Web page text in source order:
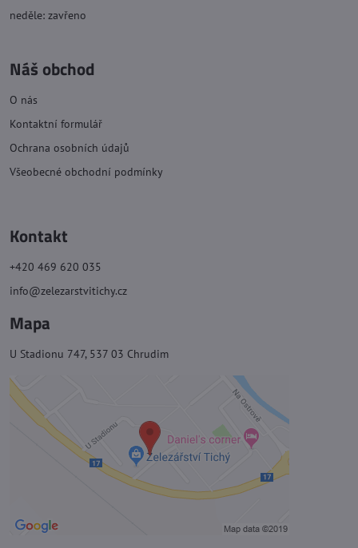
neděle: zavřeno
Náš obchod
O nás
Kontaktní formulář
Ochrana osobních údajů
Všeobecné obchodní podmínky
Kontakt
+420 469 620 035
info@zelezarstvitichy.cz
Mapa
U Stadionu 747, 537 03 Chrudim